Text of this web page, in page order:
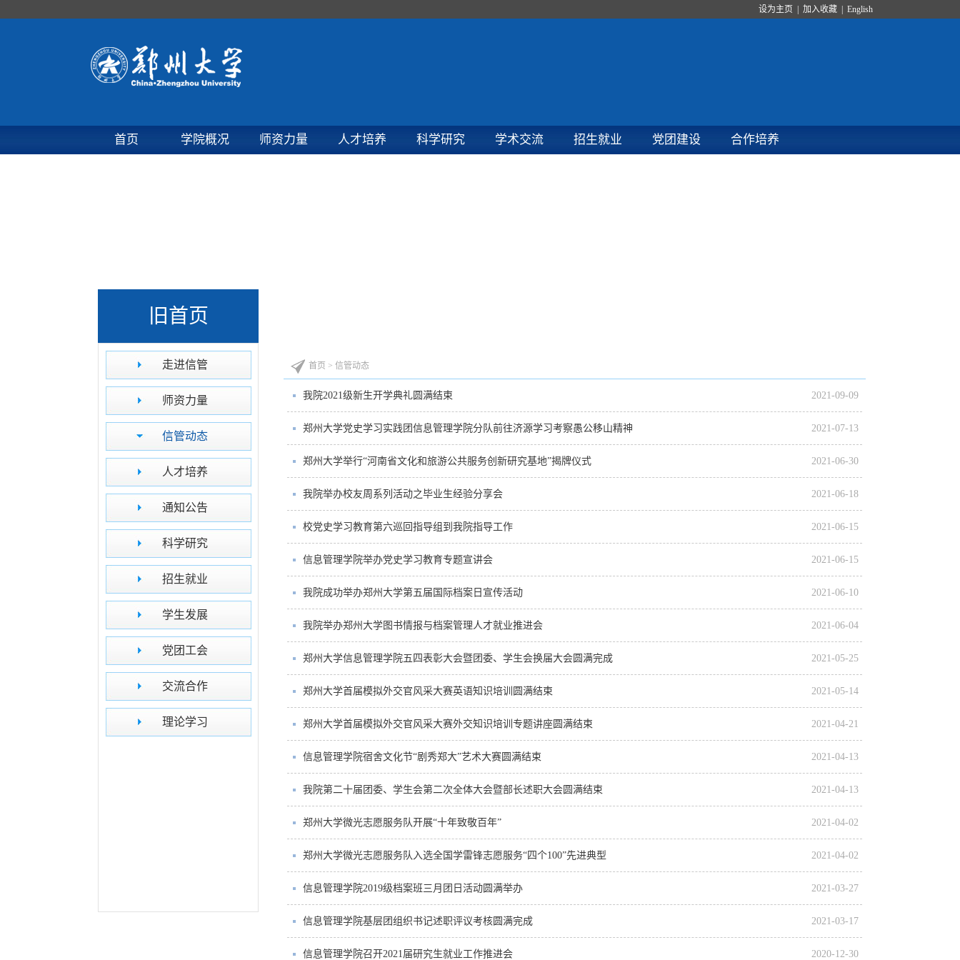
设为主页 加入收藏 English
首页 学院概况 师资力量 人才培养 科学研究 学术交流 招生就业 党团建设 合作培养
旧首页
走进信管
师资力量
信管动态
人才培养
通知公告
科学研究
招生就业
学生发展
党团工会
交流合作
理论学习
首页 > 信管动态
2021-09-09
我院2021级新生开学典礼圆满结束
2021-07-13
郑州大学党史学习实践团信息管理学院分队前往济源学习考察愚公移山精神
2021-06-30
郑州大学举行“河南省文化和旅游公共服务创新研究基地”揭牌仪式
2021-06-18
我院举办校友周系列活动之毕业生经验分享会
2021-06-15
校党史学习教育第六巡回指导组到我院指导工作
2021-06-15
信息管理学院举办党史学习教育专题宣讲会
2021-06-10
我院成功举办郑州大学第五届国际档案日宣传活动
2021-06-04
我院举办郑州大学图书情报与档案管理人才就业推进会
2021-05-25
郑州大学信息管理学院五四表彰大会暨团委、学生会换届大会圆满完成
2021-05-14
郑州大学首届模拟外交官风采大赛英语知识培训圆满结束
2021-04-21
郑州大学首届模拟外交官风采大赛外交知识培训专题讲座圆满结束
2021-04-13
信息管理学院宿舍文化节“剧秀郑大”艺术大赛圆满结束
2021-04-13
我院第二十届团委、学生会第二次全体大会暨部长述职大会圆满结束
2021-04-02
郑州大学微光志愿服务队开展“十年致敬百年”
2021-04-02
郑州大学微光志愿服务队入选全国学雷锋志愿服务“四个100”先进典型
2021-03-27
信息管理学院2019级档案班三月团日活动圆满举办
2021-03-17
信息管理学院基层团组织书记述职评议考核圆满完成
2020-12-30
信息管理学院召开2021届研究生就业工作推进会